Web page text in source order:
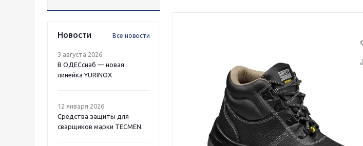
Новости Все новости
3 августа 2026
В ОДЕСснаб — новая
линейка YURINOX
12 января 2026
Средства защиты для
сварщиков марки TECMEN.